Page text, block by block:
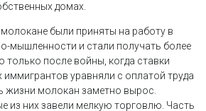
домах.
были приняты на работу в
мышленности и стали получать более
только после войны, когда ставки
иммигрантов уравняли с оплатой труда
жизни молокан заметно вырос.
из них завели мелкую торговлю. Часть